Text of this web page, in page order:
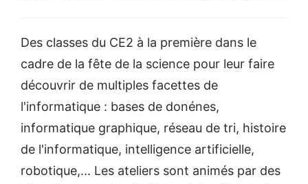
Des classes du CE2 à la première dans le
cadre de la fête de la science pour leur faire
découvrir de multiples facettes de
l'informatique : bases de donénes,
informatique graphique, réseau de tri, histoire
de l'informatique, intelligence artificielle,
robotique,... Les ateliers sont animés par des